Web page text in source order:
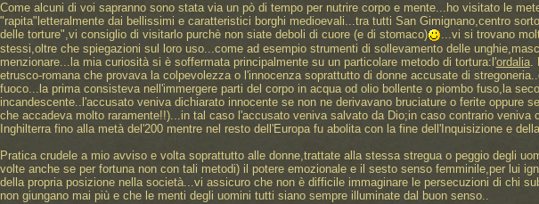
Come alcuni di voi sapranno sono stata via un pò di tempo per nutrire corpo e mente...ho visitato le
"rapita"letteralmente dai bellissimi e caratteristici borghi medioevali...tra tutti San Gimignano,centro
delle torture",vi consiglio di visitarlo purchè non siate deboli di cuore (e di stomaco)
...vi si trovano
stessi,oltre che spiegazioni sul loro uso...come ad esempio strumenti di sollevamento delle
menzionare...la mia curiosità si è soffermata principalmente su un particolare metodo di tortura:l'ordalia.
etrusco-romana che provava la colpevolezza o l'innocenza soprattutto di donne accusate di
fuoco...la prima consisteva nell'immergere parti del corpo in acqua od olio bollente o piombo fuso,la
incandescente..l'accusato veniva dichiarato innocente se non ne derivavano bruciature o ferite oppure
che accadeva molto raramente!!)...in tal caso l'accusato veniva salvato da Dio;in caso contrario
Inghilterra fino alla metà del'200 mentre nel resto dell'Europa fu abolita con la fine dell'Inquisizione e
Pratica crudele a mio avviso e volta soprattutto alle donne,trattate alla stessa stregua o peggio degli
volte anche se per fortuna non con tali metodi) il potere emozionale e il sesto senso femminile,per lui
della propria posizione nella società...vi assicuro che non è difficile immaginare le persecuzioni di chi
non giungano mai più e che le menti degli uomini tutti siano sempre illuminate dal buon senso..